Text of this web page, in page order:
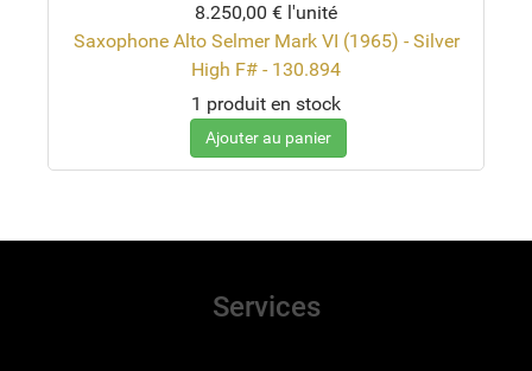
8.250,00 € l'unité
Saxophone Alto Selmer Mark VI (1965) - Silver
High F# - 130.894
1 produit en stock
Ajouter au panier
Services